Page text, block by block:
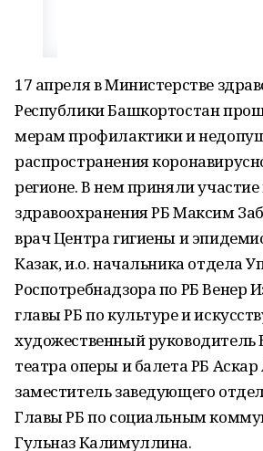
17 апреля в Министерстве
Республики Башкортостан
мерам профилактики и
распространения
регионе. В нем приняли
здравоохранения РБ Максим
врач Центра гигиены и
Казак, и.о. начальника отдела
Роспотребнадзора по РБ Венер
главы РБ по культуре и
художественный руководитель
театра оперы и балета РБ
заместитель заведующего
Главы РБ по социальным
Гульназ Калимуллина.